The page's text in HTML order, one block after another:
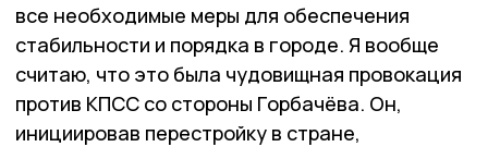
все необходимые меры для обеспечения
стабильности и порядка в городе. Я вообще
считаю, что это была чудовищная провокация
против КПСС со стороны Горбачёва. Он,
инициировав перестройку в стране,